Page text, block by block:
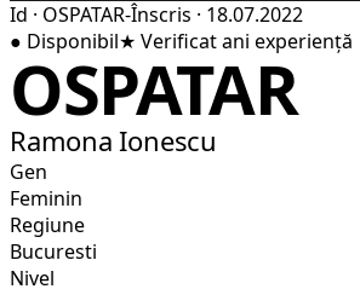
Id · OSPATAR-Înscris · 18.07.2022
● Disponibil★ Verificatani experiență
OSPATAR
Ramona Ionescu
Gen
Feminin
Regiune
Bucuresti
Nivel